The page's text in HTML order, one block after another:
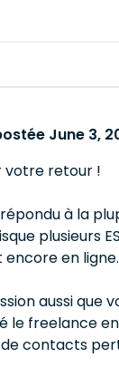
June 3,
votre retour !
à la
plusieurs
en ligne.
aussi que
le freelance
contacts